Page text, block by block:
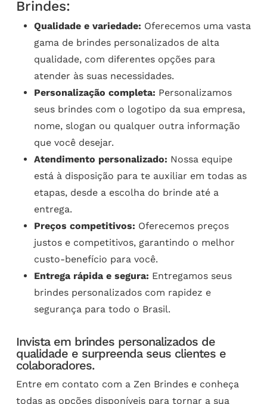
Brindes:
Qualidade e variedade: Oferecemos uma vasta
gama de brindes personalizados de alta
qualidade, com diferentes opções para
atender às suas necessidades.
Personalização completa: Personalizamos
seus brindes com o logotipo da sua empresa,
nome, slogan ou qualquer outra informação
que você desejar.
Atendimento personalizado: Nossa equipe
está à disposição para te auxiliar em todas as
etapas, desde a escolha do brinde até a
entrega.
Preços competitivos: Oferecemos preços
justos e competitivos, garantindo o melhor
custo-benefício para você.
Entrega rápida e segura: Entregamos seus
brindes personalizados com rapidez e
segurança para todo o Brasil.
Invista em brindes personalizados de
qualidade e surpreenda seus clientes e
colaboradores.
Entre em contato com a Zen Brindes e conheça
todas as opções disponíveis para tornar a sua